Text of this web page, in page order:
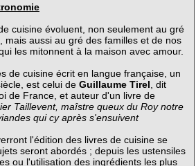
cuisine évoluent, non seulement au gré
mais aussi au gré des familles et de nos
les mitonnent à la maison avec amour.
de cuisine écrit en langue française, un
est celui de Guillaume Tirel , dit
de France, et auteur d'un livre de
Taillevent, maîstre queux du Roy notre
qui cy après s'ensuivent
l'édition des livres de cuisine se
seront abordés ; depuis les ustensiles
ou l'utilisation des ingrédients les plus